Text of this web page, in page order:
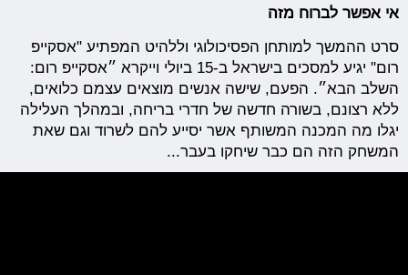
אי אפשר לברוח מזה
סרט ההמשך למותחן הפסיכולוגי וללהיט המפתיע "אסקייפ
רום" יגיע למסכים בישראל ב-15 ביולי וייקרא ״אסקייפ רום:
השלב הבא״. הפעם, שישה אנשים מוצאים עצמם כלואים,
ללא רצונם, בשורה חדשה של חדרי בריחה, ובמהלך העלילה
יגלו מה המכנה המשותף אשר יסייע להם לשרוד וגם שאת
המשחק הזה הם כבר שיחקו בעבר...